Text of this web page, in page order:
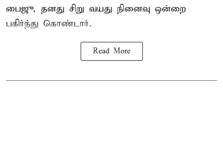
பைஜு, தனது சிறு வயது நினைவு ஒன்றை
பகிர்ந்து கொண்டார்.
Read More